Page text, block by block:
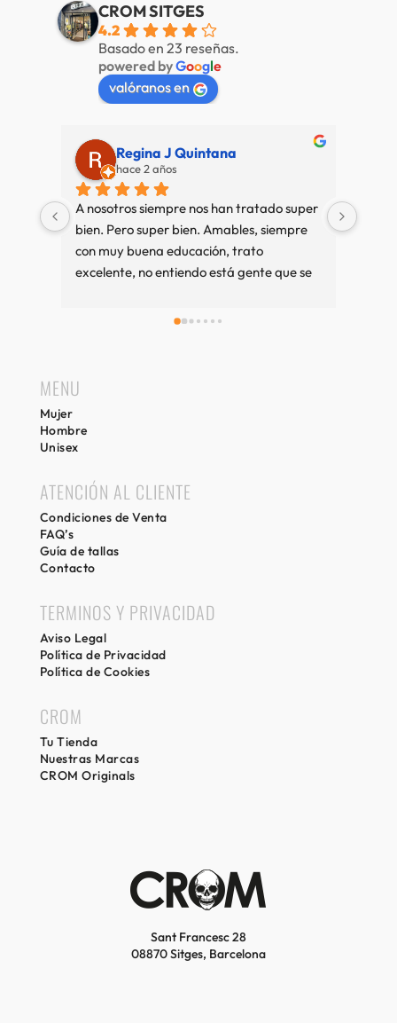
CROM SITGES
4.2
Basado en 23 reseñas.
powered byGoogle
valóranos en
Regina J Quintana
hace 2 años
A nosotros siempre nos han tratado super
bien. Pero super bien. Amables, siempre
con muy buena educación, trato
excelente, no entiendo está gente que se
una visita imprescindible, si compramos
MENU
Mujer
Hombre
Unisex
ATENCIÓN AL CLIENTE
Condiciones de Venta
FAQ’s
Guía de tallas
Contacto
TERMINOS Y PRIVACIDAD
Aviso Legal
Política de Privacidad
Política de Cookies
CROM
Tu Tienda
Nuestras Marcas
CROM Originals
Sant Francesc 28
08870 Sitges, Barcelona